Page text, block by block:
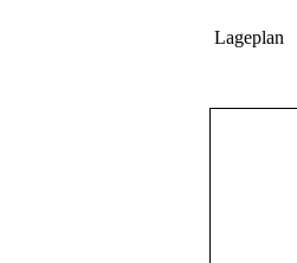
Lageplan